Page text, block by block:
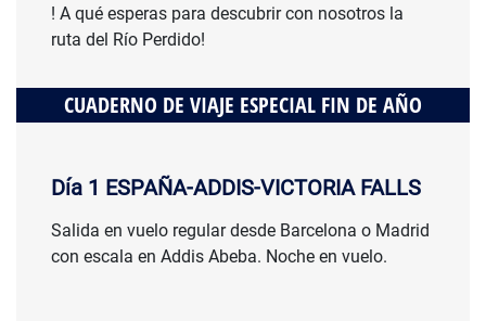
! A qué esperas para descubrir con nosotros la
ruta del Río Perdido!
CUADERNO DE VIAJE ESPECIAL FIN DE AÑO
Día 1 ESPAÑA-ADDIS-VICTORIA FALLS
Salida en vuelo regular desde Barcelona o Madrid
con escala en Addis Abeba. Noche en vuelo.